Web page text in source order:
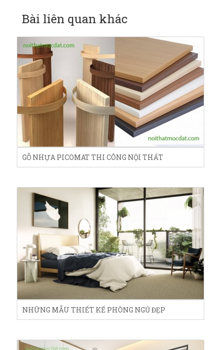
Bài liên quan khác
GỖ NHỰA PICOMAT THI CÔNG NỘI THẤT
NHỮNG MẪU THIẾT KẾ PHÒNG NGỦ ĐẸP